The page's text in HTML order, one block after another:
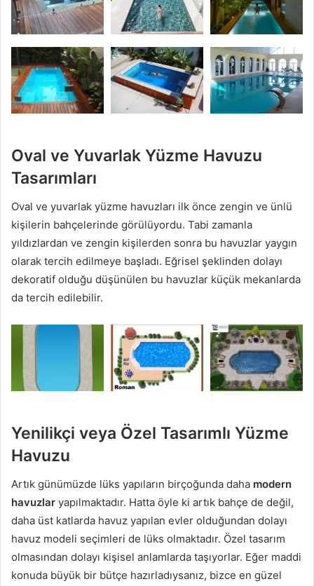
Oval ve Yuvarlak Yüzme Havuzu
Tasarımları
Oval ve yuvarlak yüzme havuzları ilk önce zengin ve ünlü
kişilerin bahçelerinde görülüyordu. Tabi zamanla
yıldızlardan ve zengin kişilerden sonra bu havuzlar yaygın
olarak tercih edilmeye başladı. Eğrisel şeklinden dolayı
dekoratif olduğu düşünülen bu havuzlar küçük mekanlarda
da tercih edilebilir.
Yenilikçi veya Özel Tasarımlı Yüzme
Havuzu
Artık günümüzde lüks yapıların birçoğunda daha modern
havuzlar yapılmaktadır. Hatta öyle ki artık bahçe de değil,
daha üst katlarda havuz yapılan evler olduğundan dolayı
havuz modeli seçimleri de lüks olmaktadır. Özel tasarım
olmasından dolayı kişisel anlamlarda taşıyorlar. Eğer maddi
konuda büyük bir bütçe hazırladıysanız, bizce en güzel